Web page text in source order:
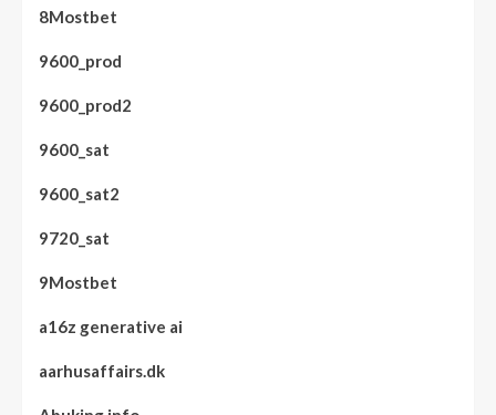
8Mostbet
9600_prod
9600_prod2
9600_sat
9600_sat2
9720_sat
9Mostbet
a16z generative ai
aarhusaffairs.dk